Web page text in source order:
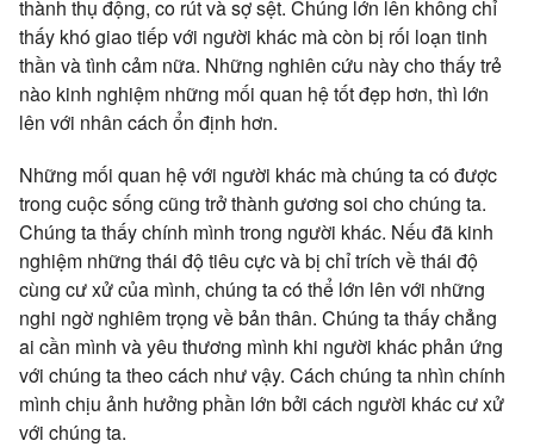
thành thụ động, co rút và sợ sệt. Chúng lớn lên không chỉ
thấy khó giao tiếp với người khác mà còn bị rối loạn tinh
thần và tình cảm nữa. Những nghiên cứu này cho thấy trẻ
nào kinh nghiệm những mối quan hệ tốt đẹp hơn, thì lớn
lên với nhân cách ổn định hơn.
Những mối quan hệ với người khác mà chúng ta có được
trong cuộc sống cũng trở thành gương soi cho chúng ta.
Chúng ta thấy chính mình trong người khác. Nếu đã kinh
nghiệm những thái độ tiêu cực và bị chỉ trích về thái độ
cùng cư xử của mình, chúng ta có thể lớn lên với những
nghi ngờ nghiêm trọng về bản thân. Chúng ta thấy chẳng
ai cần mình và yêu thương mình khi người khác phản ứng
với chúng ta theo cách như vậy. Cách chúng ta nhìn chính
mình chịu ảnh hưởng phần lớn bởi cách người khác cư xử
với chúng ta.